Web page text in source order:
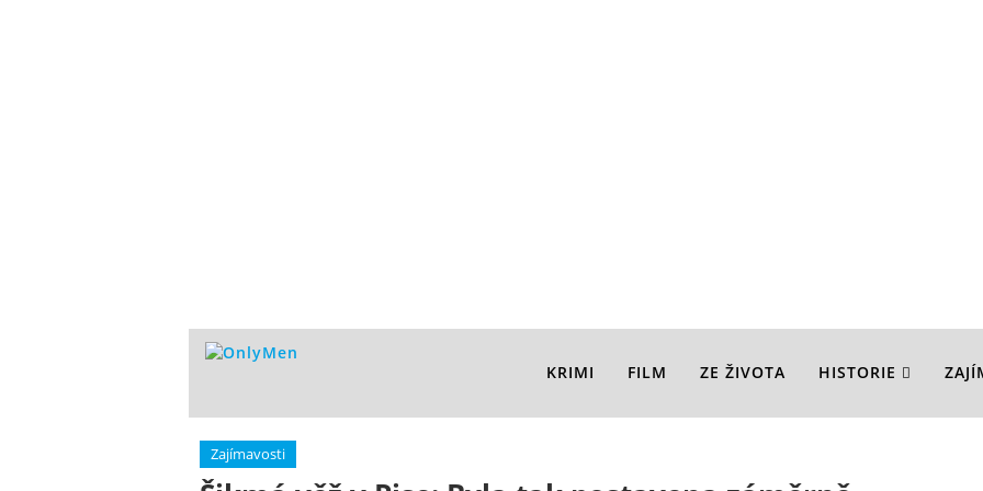
KRIMI FILM ZE ŽIVOTA HISTORIE
Zajímavosti